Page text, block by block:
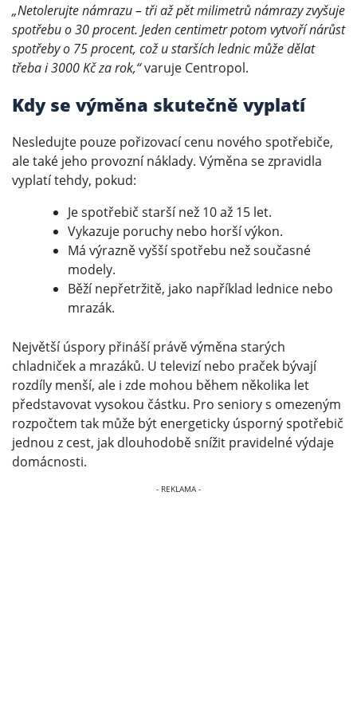
„Netolerujte námrazu – tři až pět milimetrů námrazy zvyšuje
spotřebu o 30 procent. Jeden centimetr potom vytvoří nárůst
spotřeby o 75 procent, což u starších lednic může dělat
třeba i 3000 Kč za rok,“varuje Centropol.
Kdy se výměna skutečně vyplatí
Nesledujte pouze pořizovací cenu nového spotřebiče,
ale také jeho provozní náklady. Výměna se zpravidla
vyplatí tehdy, pokud:
Je spotřebič starší než 10 až 15 let.
Vykazuje poruchy nebo horší výkon.
Má výrazně vyšší spotřebu než současné
modely.
Běží nepřetržitě, jako například lednice nebo
mrazák.
Největší úspory přináší právě výměna starých
chladniček a mrazáků. U televizí nebo praček bývají
rozdíly menší, ale i zde mohou během několika let
představovat vysokou částku. Pro seniory s omezeným
rozpočtem tak může být energeticky úsporný spotřebič
jednou z cest, jak dlouhodobě snížit pravidelné výdaje
domácnosti.